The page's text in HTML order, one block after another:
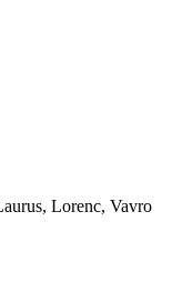
Lorenc, Vavro